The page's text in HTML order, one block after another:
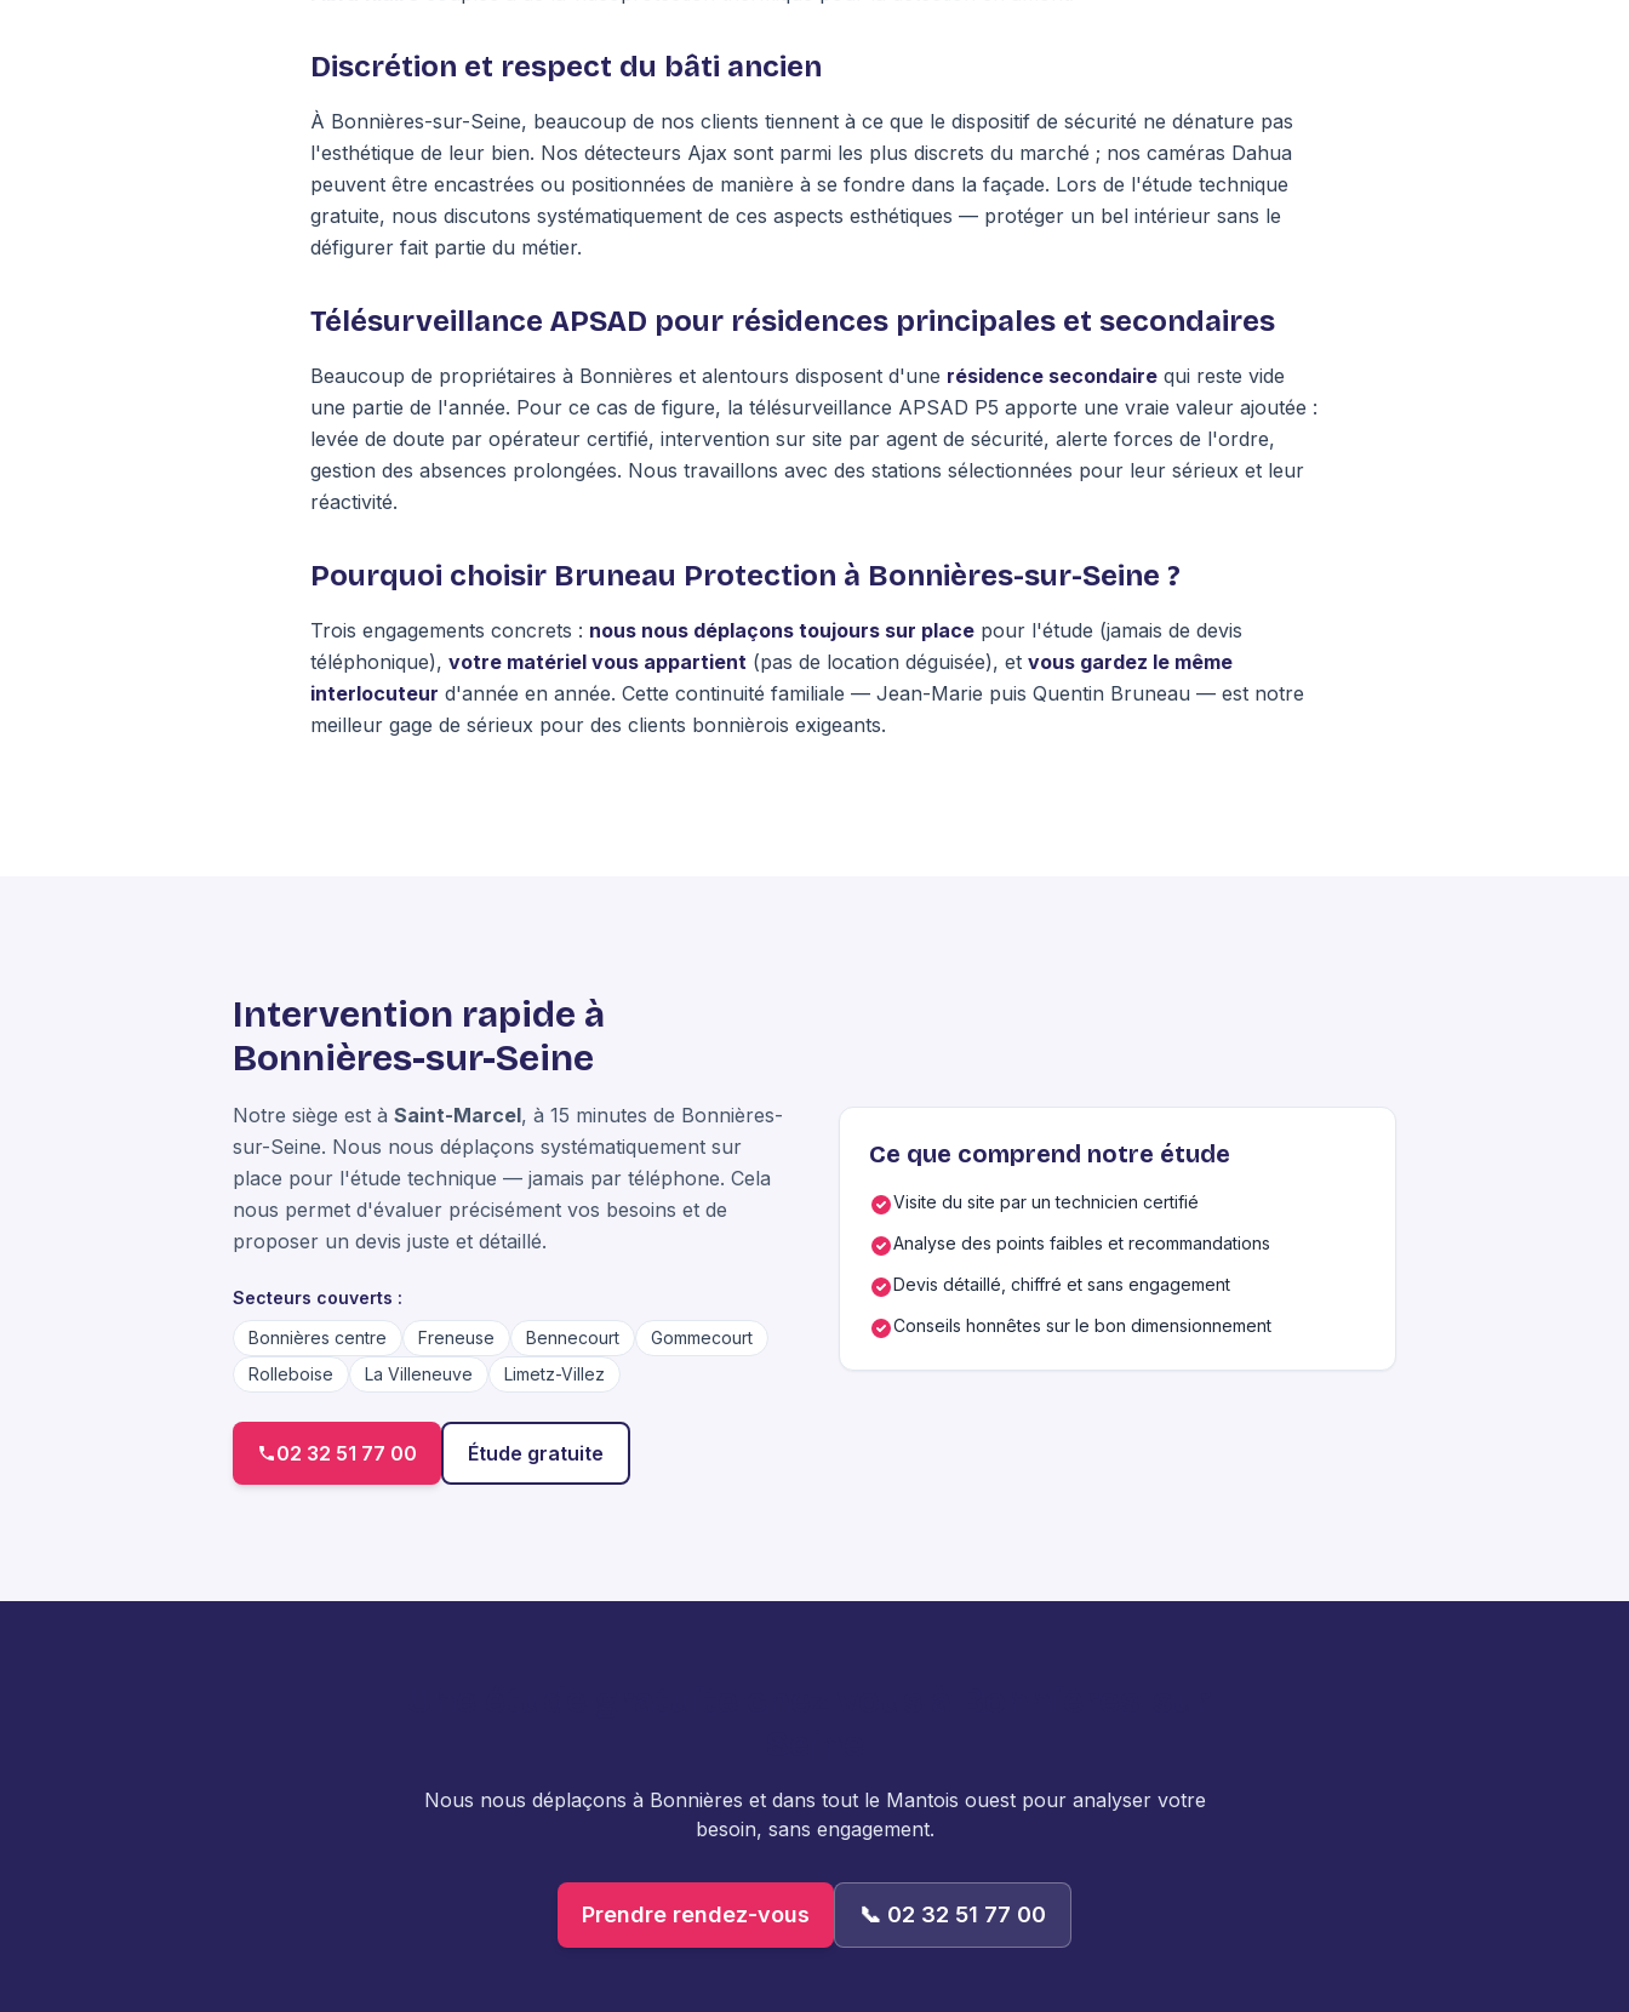
Discrétion et respect du bâti ancien
À Bonnières-sur-Seine, beaucoup de nos clients tiennent à ce que le dispositif de sécurité ne dénature pas
l'esthétique de leur bien. Nos détecteurs Ajax sont parmi les plus discrets du marché ; nos caméras Dahua
peuvent être encastrées ou positionnées de manière à se fondre dans la façade. Lors de l'étude technique
gratuite, nous discutons systématiquement de ces aspects esthétiques — protéger un bel intérieur sans le
défigurer fait partie du métier.
Télésurveillance APSAD pour résidences principales et secondaires
Beaucoup de propriétaires à Bonnières et alentours disposent d'une résidence secondaire qui reste vide
une partie de l'année. Pour ce cas de figure, la télésurveillance APSAD P5 apporte une vraie valeur ajoutée :
levée de doute par opérateur certifié, intervention sur site par agent de sécurité, alerte forces de l'ordre,
gestion des absences prolongées. Nous travaillons avec des stations sélectionnées pour leur sérieux et leur
réactivité.
Pourquoi choisir Bruneau Protection à Bonnières-sur-Seine ?
Trois engagements concrets : nous nous déplaçons toujours sur place pour l'étude (jamais de devis
téléphonique), votre matériel vous appartient (pas de location déguisée), et vous gardez le même
interlocuteur d'année en année. Cette continuité familiale — Jean-Marie puis Quentin Bruneau — est notre
meilleur gage de sérieux pour des clients bonnièrois exigeants.
Intervention rapide à
Bonnières-sur-Seine
Notre siège est à Saint-Marcel, à 15 minutes de Bonnières-
sur-Seine. Nous nous déplaçons systématiquement sur
place pour l'étude technique — jamais par téléphone. Cela
nous permet d'évaluer précisément vos besoins et de
proposer un devis juste et détaillé.
Secteurs couverts :
Bonnières centre
Freneuse Bennecourt
Gommecourt
Rolleboise
La Villeneuve Limetz-Villez
02 32 51 77 00 Étude gratuite
Ce que comprend notre étude
Visite du site par un technicien certifié
Analyse des points faibles et recommandations
Devis détaillé, chiffré et sans engagement
Conseils honnêtes sur le bon dimensionnement
Nous nous déplaçons à Bonnières et dans tout le Mantois ouest pour analyser votre
besoin, sans engagement.
Prendre rendez-vous 📞 02 32 51 77 00